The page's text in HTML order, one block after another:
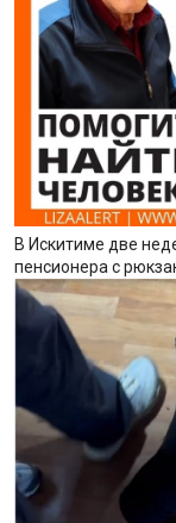
В Искитиме две
пенсионера с